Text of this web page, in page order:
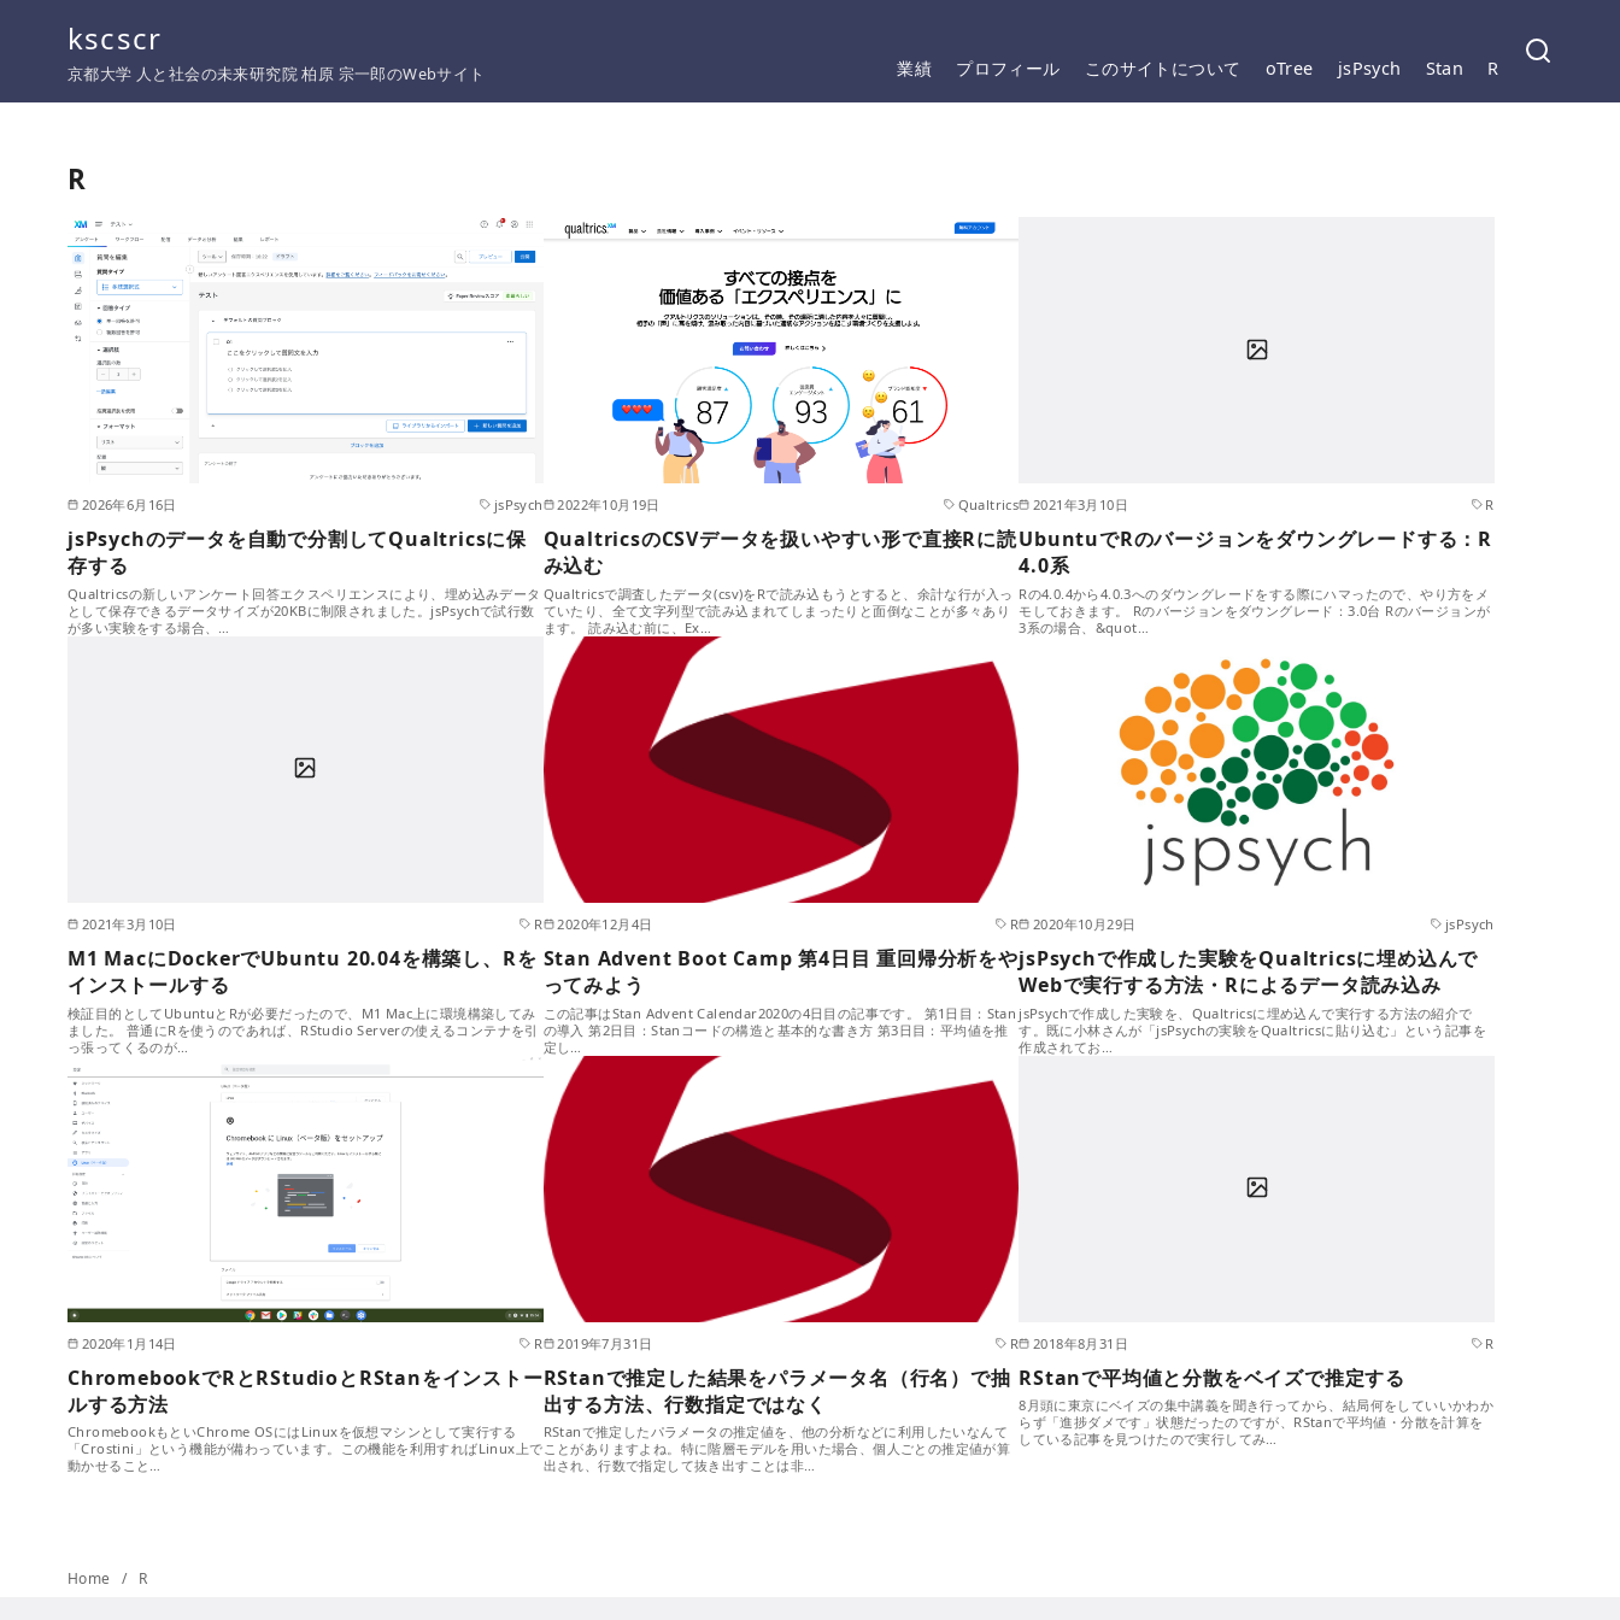
kscscr
京都大学 人と社会の未来研究院 柏原 宗一郎のWebサイト 業績 プロフィール このサイトについて oTree jsPsych Stan R
R
2026年6月16日 jsPsych
jsPsychのデータを自動で分割してQualtricsに保
存する
Qualtricsの新しいアンケート回答エクスペリエンスにより、埋め込みデータ
として保存できるデータサイズが20KBに制限されました。jsPsychで試行数
が多い実験をする場合、…
2022年10月19日 Qualtrics
QualtricsのCSVデータを扱いやすい形で直接Rに読
み込む
Qualtricsで調査したデータ(csv)をRで読み込もうとすると、余計な行が入っ
ていたり、全て文字列型で読み込まれてしまったりと面倒なことが多々あり
ます。 読み込む前に、Ex…
2021年3月10日 R
UbuntuでRのバージョンをダウングレードする：R
4.0系
Rの4.0.4から4.0.3へのダウングレードをする際にハマったので、やり方をメ
モしておきます。 Rのバージョンをダウングレード：3.0台 Rのバージョンが
3系の場合、&quot…
2021年3月10日 R
M1 MacにDockerでUbuntu 20.04を構築し、Rを
インストールする
検証目的としてUbuntuとRが必要だったので、M1 Mac上に環境構築してみ
ました。 普通にRを使うのであれば、RStudio Serverの使えるコンテナを引
っ張ってくるのが…
2020年12月4日 R
Stan Advent Boot Camp 第4日目 重回帰分析をや
ってみよう
この記事はStan Advent Calendar2020の4日目の記事です。 第1日目：Stan
の導入 第2日目：Stanコードの構造と基本的な書き方 第3日目：平均値を推
定し…
2020年10月29日 jsPsych
jsPsychで作成した実験をQualtricsに埋め込んで
Webで実行する方法・Rによるデータ読み込み
jsPsychで作成した実験を、Qualtricsに埋め込んで実行する方法の紹介で
す。既に小林さんが「jsPsychの実験をQualtricsに貼り込む」という記事を
作成されてお…
2020年1月14日 R
ChromebookでRとRStudioとRStanをインストー
ルする方法
ChromebookもといChrome OSにはLinuxを仮想マシンとして実行する
「Crostini」という機能が備わっています。この機能を利用すればLinux上で
動かせること…
2019年7月31日 R
RStanで推定した結果をパラメータ名（行名）で抽
出する方法、行数指定ではなく
RStanで推定したパラメータの推定値を、他の分析などに利用したいなんて
ことがありますよね。特に階層モデルを用いた場合、個人ごとの推定値が算
出され、行数で指定して抜き出すことは非…
2018年8月31日 R
RStanで平均値と分散をベイズで推定する
8月頭に東京にベイズの集中講義を聞き行ってから、結局何をしていいかわか
らず「進捗ダメです」状態だったのですが、RStanで平均値・分散を計算を
している記事を見つけたので実行してみ…
Home R